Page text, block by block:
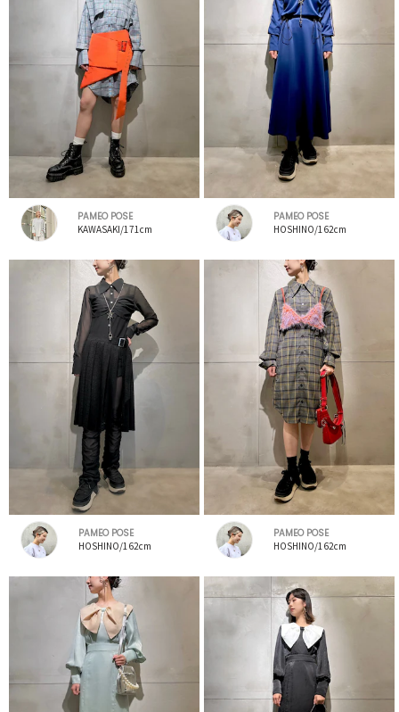
PAMEO POSE
KAWASAKI/171cm
PAMEO POSE
HOSHINO/162cm
PAMEO POSE
HOSHINO/162cm
PAMEO POSE
HOSHINO/162cm